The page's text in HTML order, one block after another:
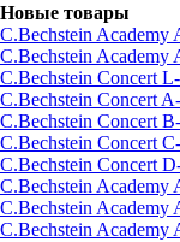
Новые товары
C.Bechstein Academy
C.Bechstein Academy
C.Bechstein Concert
C.Bechstein Concert
C.Bechstein Concert
C.Bechstein Concert
C.Bechstein Concert
C.Bechstein Academy
C.Bechstein Academy
C.Bechstein Academy